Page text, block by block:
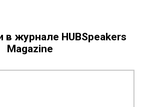
в журнале HUBSpeakers
Magazine